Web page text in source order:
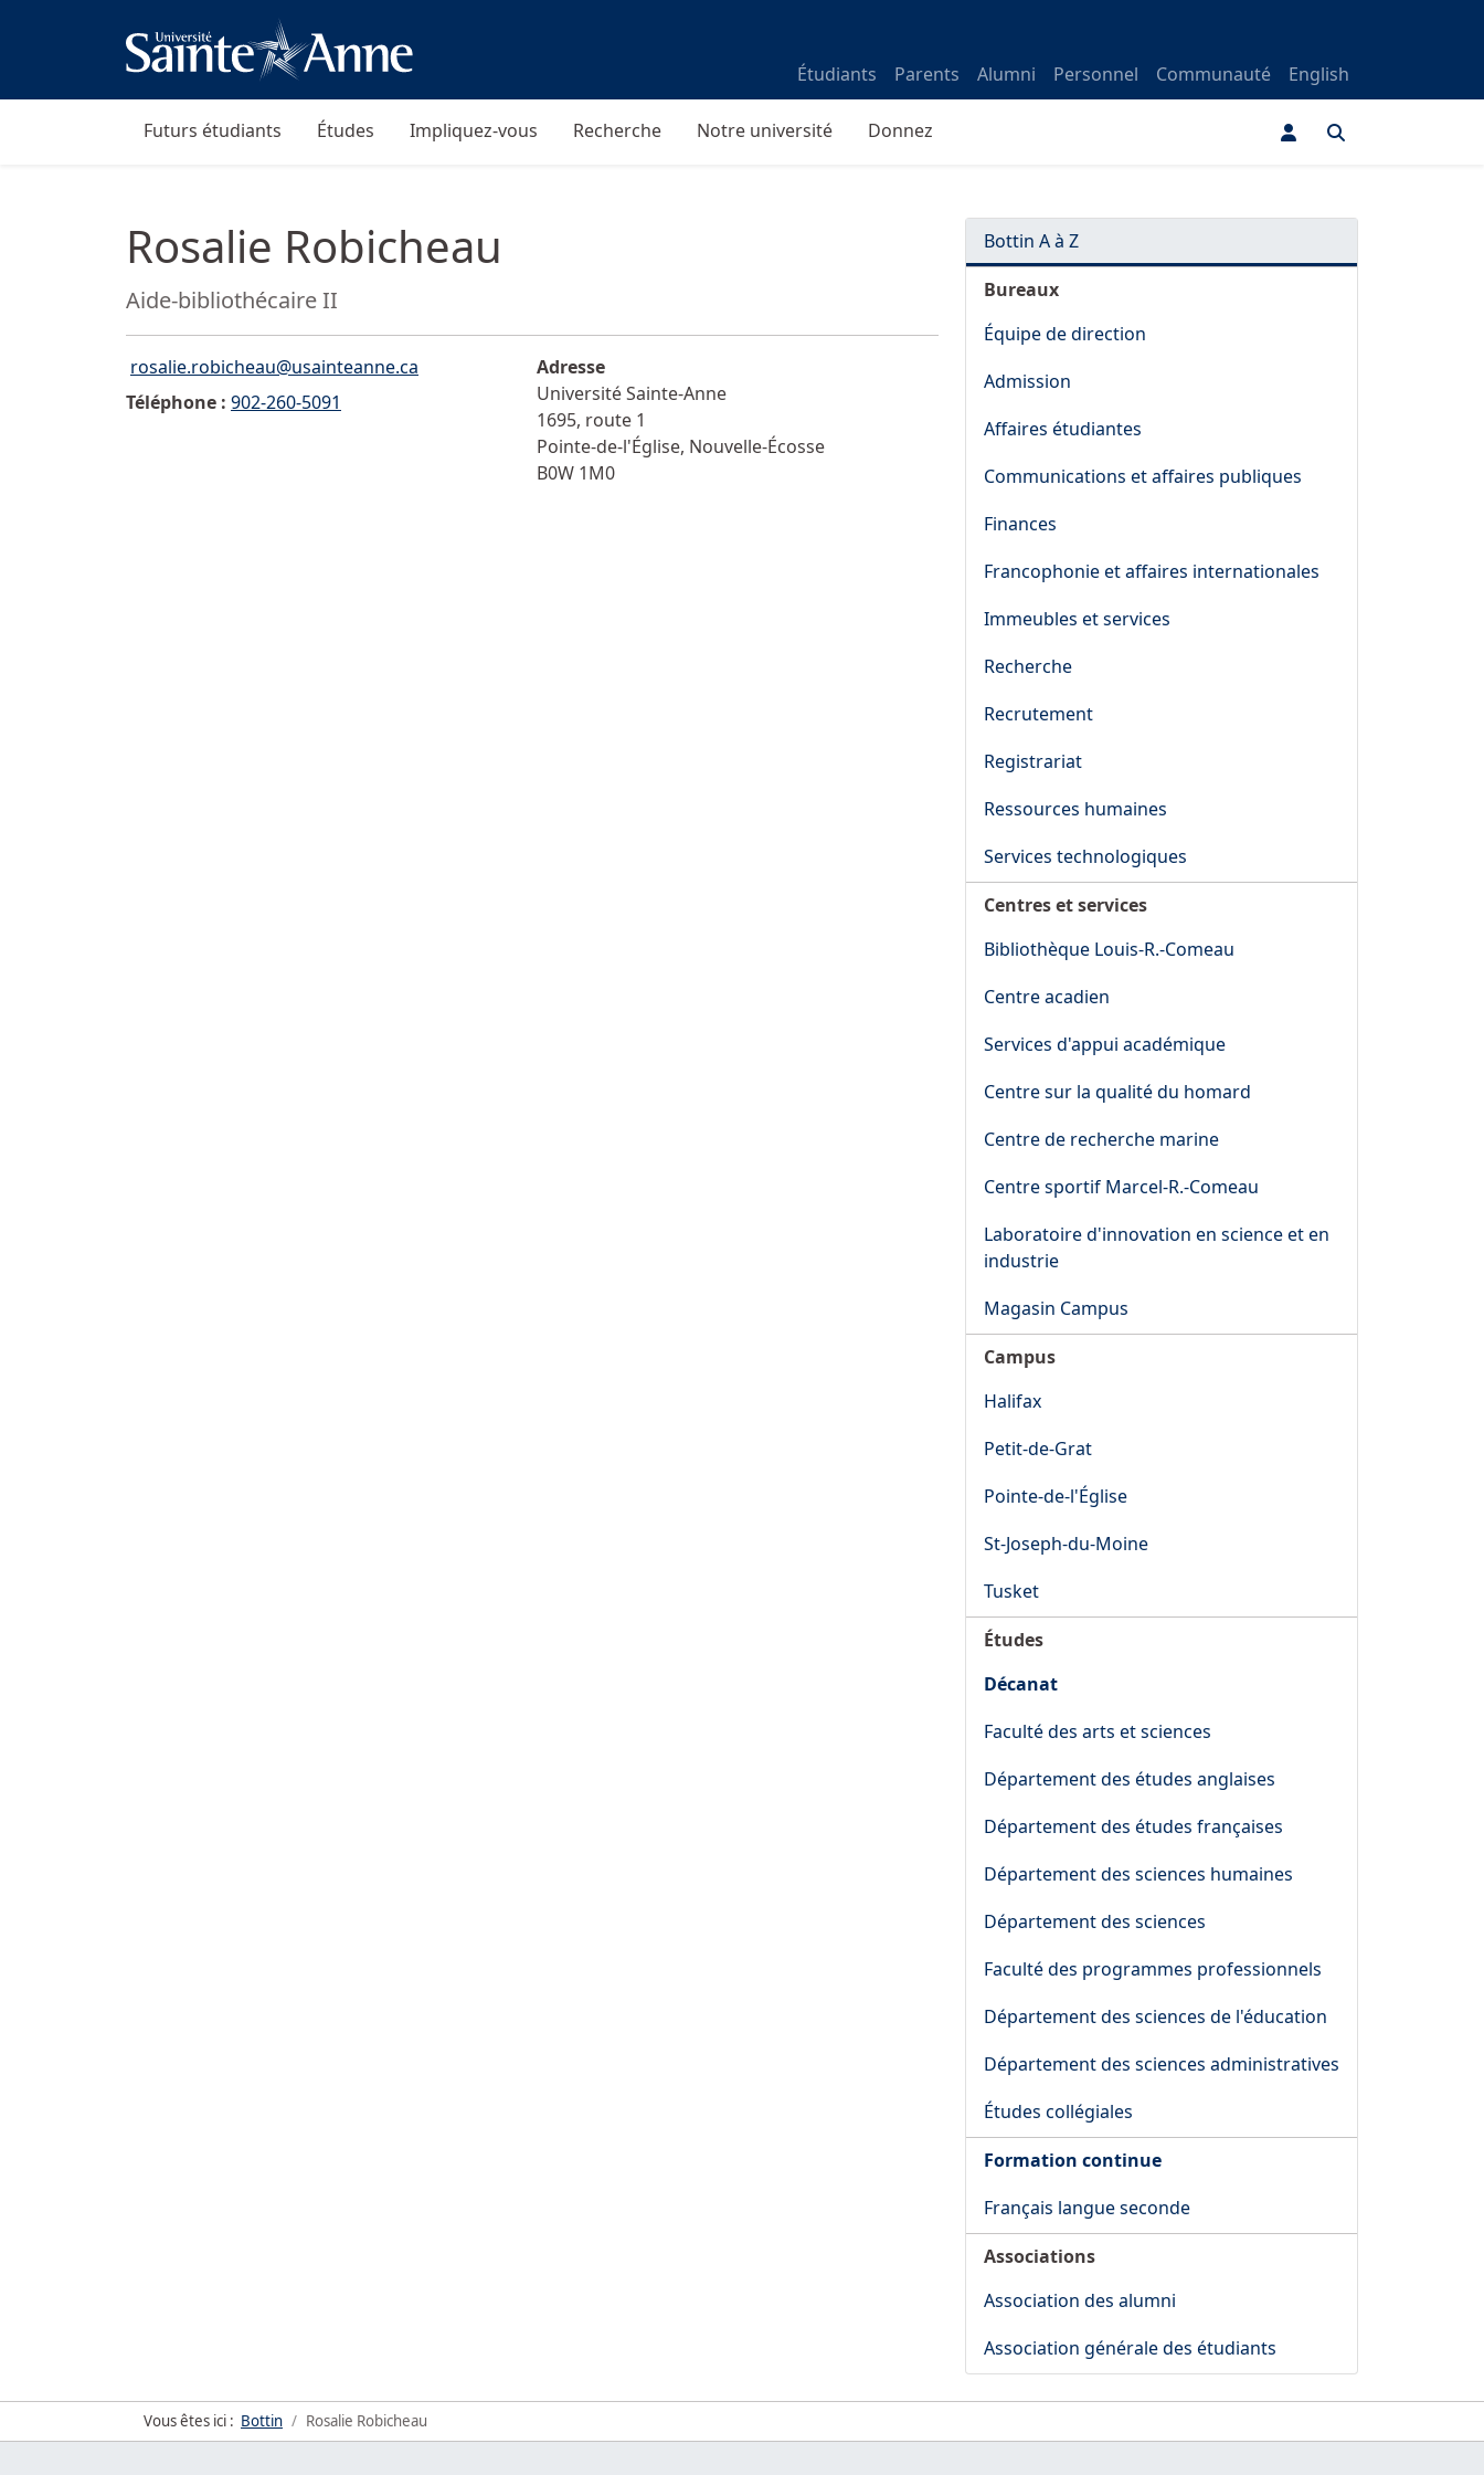
Étudiants Parents Alumni Personnel Communauté English
Futurs étudiants Études Impliquez-vous Recherche Notre université Donnez
Rosalie Robicheau
Fonction:
Aide-bibliothécaire II
rosalie.robicheau@usainteanne.ca
Téléphone : 902-260-5091
Adresse
Université Sainte-Anne
1695, route 1
Pointe-de-l'Église, Nouvelle-Écosse
B0W 1M0
Bottin A à Z
Bureaux
Équipe de direction
Admission
Affaires étudiantes
Communications et affaires publiques
Finances
Francophonie et affaires internationales
Immeubles et services
Recherche
Recrutement
Registrariat
Ressources humaines
Services technologiques
Centres et services
Bibliothèque Louis-R.-Comeau
Centre acadien
Services d'appui académique
Centre sur la qualité du homard
Centre de recherche marine
Centre sportif Marcel-R.-Comeau
Laboratoire d'innovation en science et en
industrie
Magasin Campus
Campus
Halifax
Petit-de-Grat
Pointe-de-l'Église
St-Joseph-du-Moine
Tusket
Études
Décanat
Faculté des arts et sciences
Département des études anglaises
Département des études françaises
Département des sciences humaines
Département des sciences
Faculté des programmes professionnels
Département des sciences de l'éducation
Département des sciences administratives
Études collégiales
Formation continue
Français langue seconde
Associations
Association des alumni
Association générale des étudiants
Vous êtes ici : Bottin Rosalie Robicheau